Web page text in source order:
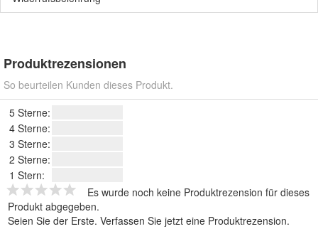
Produktrezensionen
So beurteilen Kunden dieses Produkt.
5 Sterne:
4 Sterne:
3 Sterne:
2 Sterne:
1 Stern:
Es wurde noch keine Produktrezension für dieses
Produkt abgegeben.
Seien Sie der Erste. Verfassen Sie jetzt eine Produktrezension.